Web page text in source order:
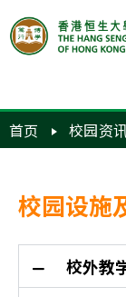
首页 校园资
校园设施
校外教